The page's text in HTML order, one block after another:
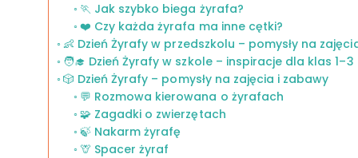
🏃 Jak szybko biega żyrafa?
❤️ Czy każda żyrafa ma inne cętki?
👶 Dzień Żyrafy w przedszkolu – pomysły na
🧑‍🎓 Dzień Żyrafy w szkole – inspiracje dla klas 1–3
🎲 Dzień Żyrafy – pomysły na zajęcia i zabawy
💬 Rozmowa kierowana o żyrafach
🧩 Zagadki o zwierzętach
🍃 Nakarm żyrafę
🦒 Spacer żyraf